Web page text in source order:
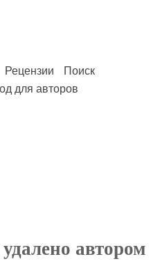
Рецензии
Поиск
для авторов
автором